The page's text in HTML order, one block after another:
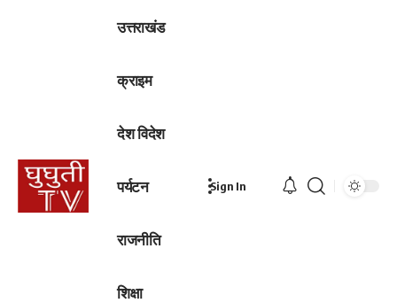
उत्तराखंड
क्राइम
देश विदेश
पर्यटन
राजनीति
शिक्षा
Sign In